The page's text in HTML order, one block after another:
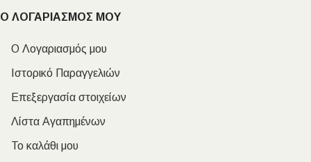
Ο ΛΟΓΑΡΙΑΣΜΟΣ ΜΟΥ
Ο Λογαριασμός μου
Ιστορικό Παραγγελιών
Επεξεργασία στοιχείων
Λίστα Αγαπημένων
Το καλάθι μου